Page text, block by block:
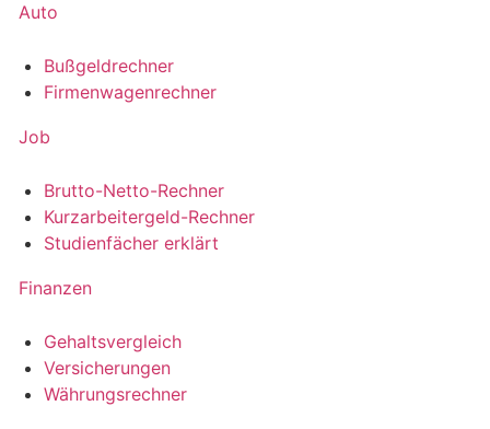
Auto
Bußgeldrechner
Firmenwagenrechner
Job
Brutto-Netto-Rechner
Kurzarbeitergeld-Rechner
Studienfächer erklärt
Finanzen
Gehaltsvergleich
Versicherungen
Währungsrechner